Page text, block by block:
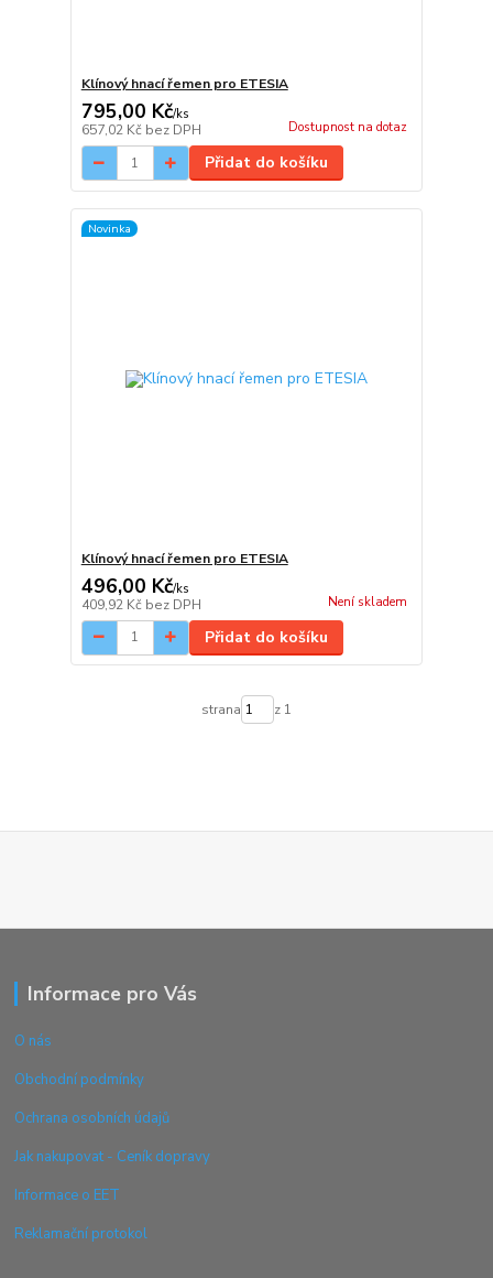
Klínový hnací řemen pro ETESIA
795,00 Kč/ks
657,02 Kč bez DPH Dostupnost na dotaz
Přidat do košíku
Novinka
Klínový hnací řemen pro ETESIA
496,00 Kč/ks
409,92 Kč bez DPH Není skladem
Přidat do košíku
strana z 1
Informace pro Vás
O nás
Obchodní podmínky
Ochrana osobních údajů
Jak nakupovat - Ceník dopravy
Informace o EET
Reklamační protokol